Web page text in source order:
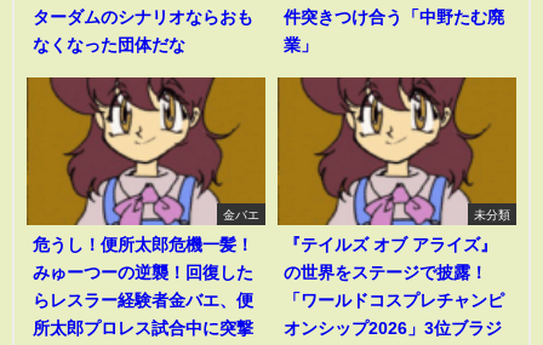
ターダムのシナリオならおも
なくなった団体だな
件突きつけ合う「中野たむ廃
業」
金バエ
危うし！便所太郎危機一髪！
みゅーつーの逆襲！回復した
らレスラー経験者金バエ、便
所太郎プロレス試合中に突撃
未分類
『テイルズ オブ アライズ』
の世界をステージで披露！
「ワールドコスプレチャンピ
オンシップ2026」3位ブラジ